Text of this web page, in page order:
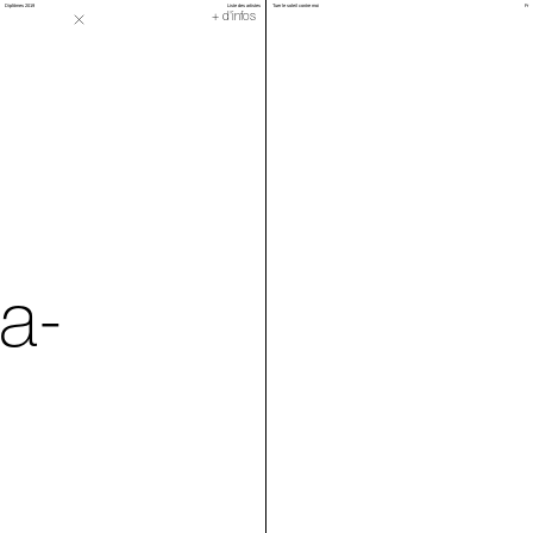
Diplômes 2019 Liste des artistes Tuer le soleil contre moi Fr
+ d'infos